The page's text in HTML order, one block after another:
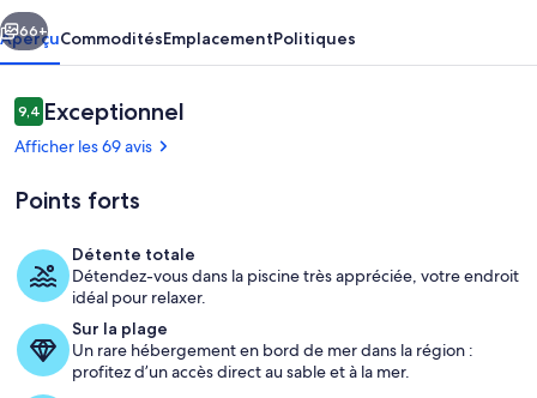
CARAYOU
SPA
BEACH
SWIMMING
un coin de paradis
Suivant
66+
AperçuCommoditésEmplacementPolitiques
Avis
9,49,4 sur 10 –
Exceptionnel
Afficher les 69 avis
Points forts
Détente totale
Détendez-vous dans la piscine très appréciée, votre endroit
idéal pour relaxer.
Sur la plage
Un rare hébergement en bord de mer dans la région :
profitez d’un accès direct au sable et à la mer.